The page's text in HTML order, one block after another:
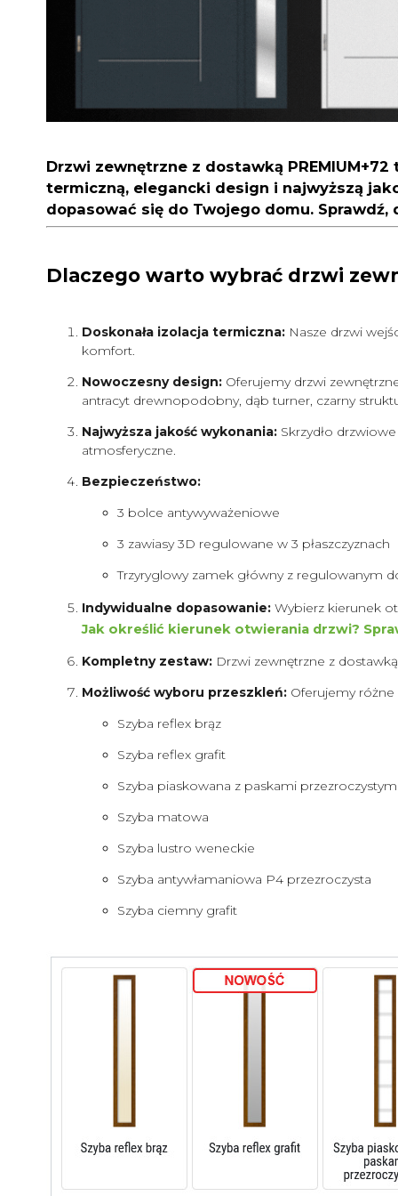
Drzwi zewnętrzne z dostawką PREMIUM+72
termiczną, elegancki design i najwyższą
dopasować się do Twojego domu.
Dlaczego warto wybrać drzwi
Doskonała izolacja termiczna: Nasze drzwi
komfort.
Nowoczesny design: Oferujemy drzwi
antracyt drewnopodobny, dąb turner, czarny
Najwyższa jakość wykonania: Skrzydło
atmosferyczne.
Bezpieczeństwo:
3 bolce antywyważeniowe
3 zawiasy 3D regulowane w 3 płaszczyznach
Trzyryglowy zamek główny z regulowanym
Indywidualne dopasowanie: Wybierz kierunek
Jak określić kierunek otwierania drzwi?
Kompletny zestaw: Drzwi zewnętrzne z
Możliwość wyboru przeszkleń: Oferujemy różne
Szyba reflex brąz
Szyba reflex grafit
Szyba piaskowana z paskami
Szyba matowa
Szyba lustro weneckie
Szyba antywłamaniowa P4 przezroczysta
Szyba ciemny grafit